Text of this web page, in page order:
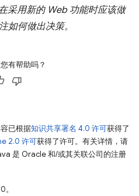
采用新的 Web 功能时应该做
如何做出决策。
有帮助吗？
已根据知识共享署名 4.0 许可获得了
2.0 许可获得了许可。有关详情，请
是 Oracle 和/或其关联公司的注册